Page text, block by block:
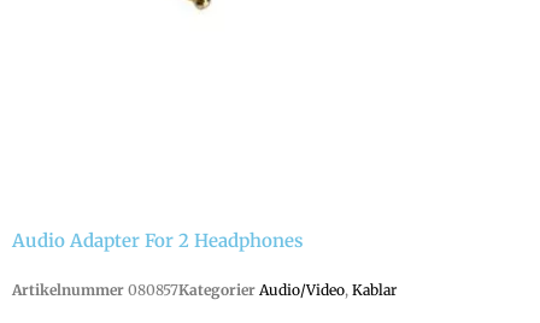
Audio Adapter For 2 Headphones
Artikelnummer 080857Kategorier Audio/Video, Kablar